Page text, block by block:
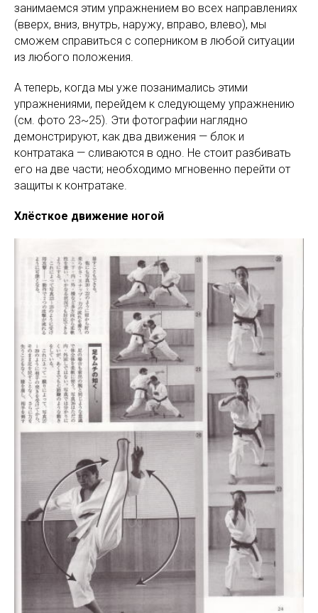
занимаемся этим упражнением во всех направлениях
(вверх, вниз, внутрь, наружу, вправо, влево), мы
сможем справиться с соперником в любой ситуации
из любого положения.
А теперь, когда мы уже позанимались этими
упражнениями, перейдем к следующему упражнению
(см. фото 23~25). Эти фотографии наглядно
демонстрируют, как два движения — блок и
контратака — сливаются в одно. Не стоит разбивать
его на две части; необходимо мгновенно перейти от
защиты к контратаке.
Хлёсткое движение ногой